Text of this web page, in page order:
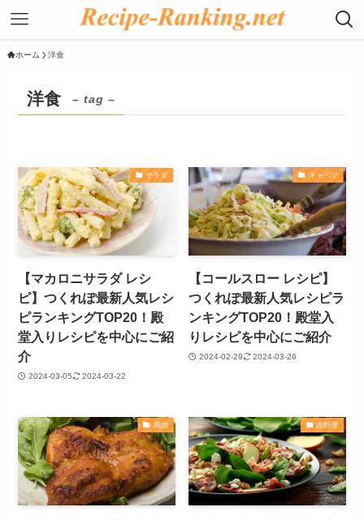
ホーム 洋食
洋食 – tag –
サラダ
【マカロニサラダ レシ
ピ】つくれぽ最新人気レシ
ピランキングTOP20！殿
堂入りレシピを中心にご紹
介
2024-03-05 2024-03-22
キャベツ
【コールスロー レシピ】
つくれぽ最新人気レシピラ
ンキングTOP20！殿堂入
りレシピを中心にご紹介
2024-02-29 2024-03-26
鶏肉 肉料理